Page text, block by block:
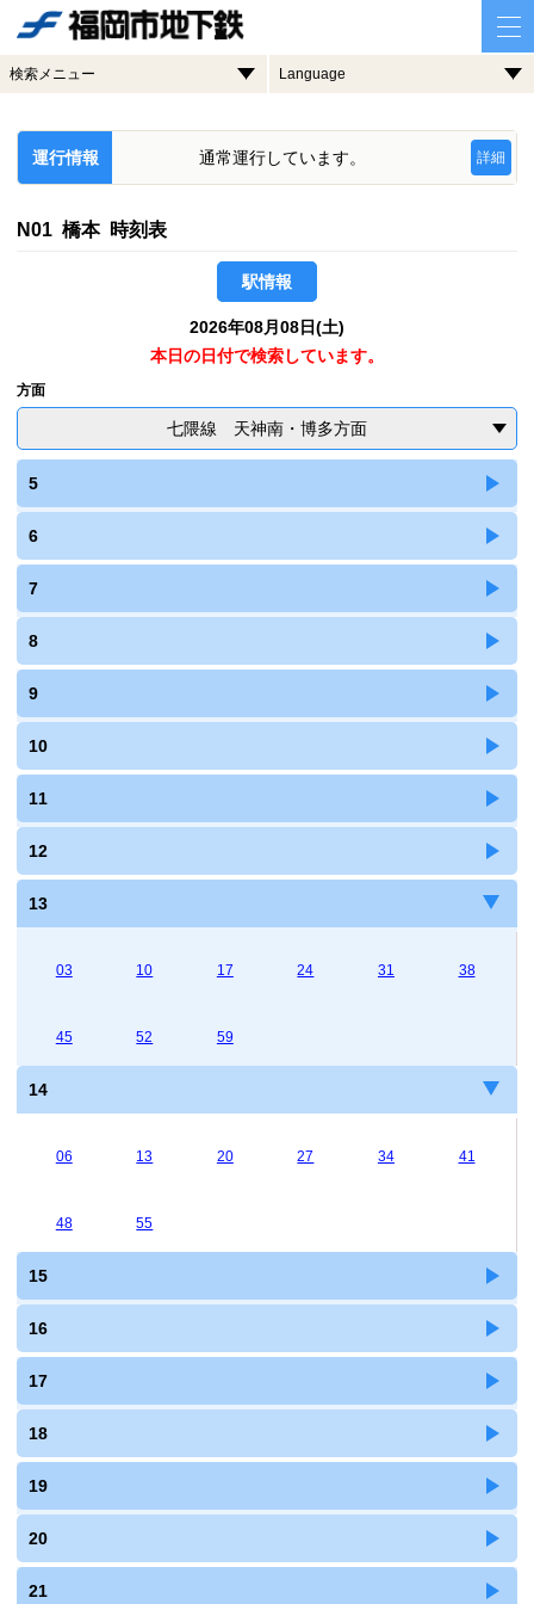
検索メニュー Language
運行情報 通常運行しています。 詳細
N01 橋本 時刻表
駅情報
2026年08月08日(土)
本日の日付で検索しています。
方面
七隈線 天神南・博多方面
5
6
7
8
9
10
11
12
13
03 10 17 24 31 38
45 52 59
14
06 13 20 27 34 41
48 55
15
16
17
18
19
20
21